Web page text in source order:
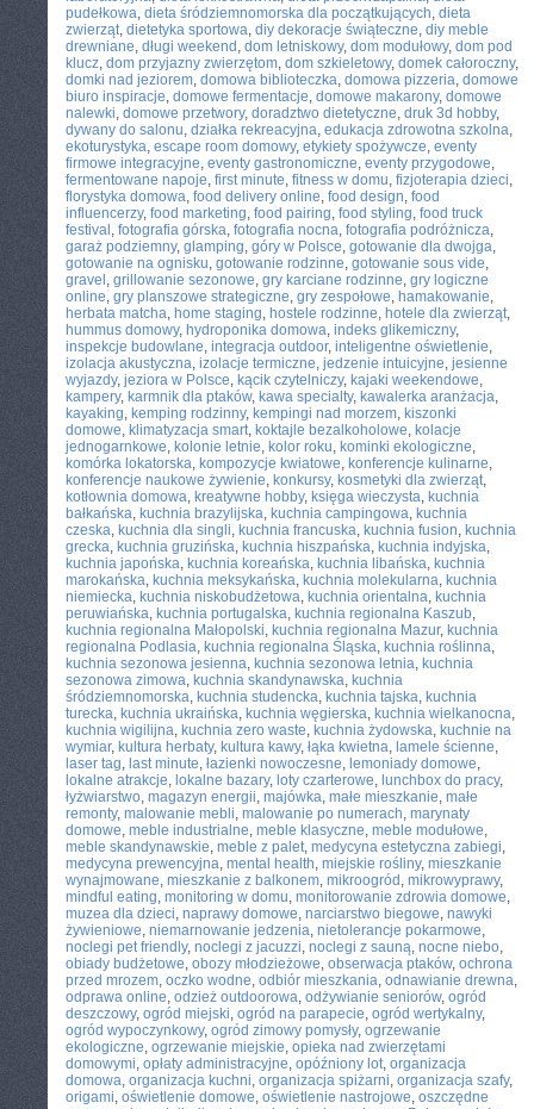
pudełkowa, dieta śródziemnomorska dla początkujących, dieta
zwierząt, dietetyka sportowa, diy dekoracje świąteczne, diy meble
drewniane, długi weekend , dom letniskowy, dom modułowy, dom pod
klucz, dom przyjazny zwierzętom, dom szkieletowy, domek całoroczny,
domki nad jeziorem, domowa biblioteczka, domowa pizzeria, domowe
biuro inspiracje, domowe fermentacje, domowe makarony, domowe
nalewki, domowe przetwory, doradztwo dietetyczne, druk 3d hobby,
dywany do salonu, działka rekreacyjna, edukacja zdrowotna szkolna,
ekoturystyka, escape room domowy, etykiety spożywcze, eventy
firmowe integracyjne, eventy gastronomiczne, eventy przygodowe,
fermentowane napoje, first minute, fitness w domu, fizjoterapia dzieci,
florystyka domowa, food delivery online, food design, food
influencerzy, food marketing, food pairing, food styling, food truck
festival , fotografia górska, fotografia nocna, fotografia podróżnicza,
garaż podziemny, glamping, góry w Polsce, gotowanie dla dwojga,
gotowanie na ognisku, gotowanie rodzinne, gotowanie sous vide,
gravel , grillowanie sezonowe, gry karciane rodzinne, gry logiczne
online, gry planszowe strategiczne, gry zespołowe, hamakowanie,
herbata matcha, home staging, hostele rodzinne, hotele dla zwierząt,
hummus domowy, hydroponika domowa, indeks glikemiczny,
inspekcje budowlane, integracja outdoor, inteligentne oświetlenie,
izolacja akustyczna, izolacje termiczne, jedzenie intuicyjne, jesienne
wyjazdy, jeziora w Polsce, kącik czytelniczy, kajaki weekendowe,
kampery, karmnik dla ptaków, kawa specialty, kawalerka aranżacja,
kayaking, kemping rodzinny, kempingi nad morzem, kiszonki
domowe, klimatyzacja smart, koktajle bezalkoholowe, kolacje
jednogarnkowe, kolonie letnie, kolor roku, kominki ekologiczne,
komórka lokatorska, kompozycje kwiatowe, konferencje kulinarne,
konferencje naukowe żywienie, konkursy, kosmetyki dla zwierząt,
kotłownia domowa, kreatywne hobby, księga wieczysta, kuchnia
bałkańska, kuchnia brazylijska, kuchnia campingowa, kuchnia
czeska, kuchnia dla singli, kuchnia francuska, kuchnia fusion, kuchnia
grecka, kuchnia gruzińska, kuchnia hiszpańska, kuchnia indyjska,
kuchnia japońska, kuchnia koreańska, kuchnia libańska, kuchnia
marokańska, kuchnia meksykańska, kuchnia molekularna, kuchnia
niemiecka, kuchnia niskobudżetowa, kuchnia orientalna, kuchnia
peruwiańska, kuchnia portugalska, kuchnia regionalna Kaszub,
kuchnia regionalna Małopolski, kuchnia regionalna Mazur, kuchnia
regionalna Podlasia, kuchnia regionalna Śląska, kuchnia roślinna,
kuchnia sezonowa jesienna, kuchnia sezonowa letnia, kuchnia
sezonowa zimowa, kuchnia skandynawska, kuchnia
śródziemnomorska, kuchnia studencka, kuchnia tajska, kuchnia
turecka, kuchnia ukraińska, kuchnia węgierska, kuchnia wielkanocna,
kuchnia wigilijna, kuchnia zero waste, kuchnia żydowska, kuchnie na
wymiar, kultura herbaty, kultura kawy, łąka kwietna, lamele ścienne,
laser tag, last minute, łazienki nowoczesne, lemoniady domowe,
lokalne atrakcje, lokalne bazary, loty czarterowe, lunchbox do pracy,
łyżwiarstwo, magazyn energii, majówka, małe mieszkanie, małe
remonty, malowanie mebli, malowanie po numerach, marynaty
domowe, meble industrialne, meble klasyczne, meble modułowe,
meble skandynawskie, meble z palet, medycyna estetyczna zabiegi,
medycyna prewencyjna, mental health, miejskie rośliny, mieszkanie
wynajmowane, mieszkanie z balkonem, mikroogród , mikrowyprawy,
mindful eating, monitoring w domu, monitorowanie zdrowia domowe,
muzea dla dzieci, naprawy domowe, narciarstwo biegowe, nawyki
żywieniowe, niemarnowanie jedzenia, nietolerancje pokarmowe,
noclegi pet friendly, noclegi z jacuzzi, noclegi z sauną, nocne niebo,
obiady budżetowe, obozy młodzieżowe, obserwacja ptaków, ochrona
przed mrozem, oczko wodne, odbiór mieszkania, odnawianie drewna,
odprawa online, odzież outdoorowa, odżywianie seniorów, ogród
deszczowy, ogród miejski, ogród na parapecie, ogród wertykalny,
ogród wypoczynkowy, ogród zimowy pomysły, ogrzewanie
ekologiczne, ogrzewanie miejskie, opieka nad zwierzętami
domowymi, opłaty administracyjne, opóźniony lot, organizacja
domowa, organizacja kuchni, organizacja spiżarni, organizacja szafy,
origami, oświetlenie domowe, oświetlenie nastrojowe, oszczędne